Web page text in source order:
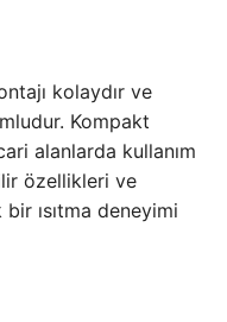
kolaydır ve
Kompakt
alanlarda kullanım
özellikleri ve
ısıtma deneyimi